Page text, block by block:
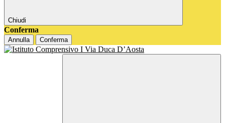
Chiudi
Conferma
Annulla Conferma